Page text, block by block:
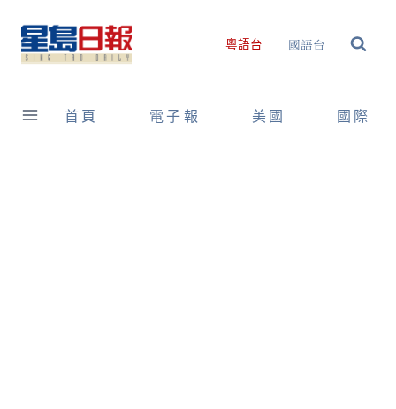
content
粵語台 國語台
首頁 電子報 美國 國際